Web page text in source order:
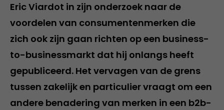
Eric Viardot in zijn onderzoek naar de
voordelen van consumentenmerken die
zich ook zijn gaan richten op een business-
to-businessmarkt dat hij onlangs heeft
gepubliceerd. Het vervagen van de grens
tussen zakelijk en particulier vraagt om een
andere benadering van merken in een b2b-